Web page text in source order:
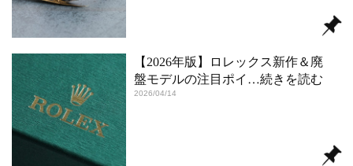
【2026年版】ロレックス新作＆廃
盤モデルの注目ポイ …続きを読む
2026/04/14